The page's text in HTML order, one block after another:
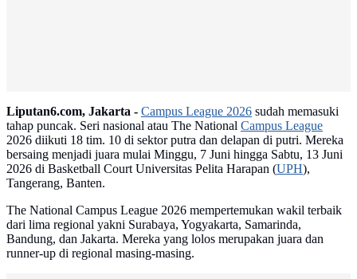
Liputan6.com, Jakarta - Campus League 2026 sudah memasuki
tahap puncak. Seri nasional atau The National Campus League
2026 diikuti 18 tim. 10 di sektor putra dan delapan di putri. Mereka
bersaing menjadi juara mulai Minggu, 7 Juni hingga Sabtu, 13 Juni
2026 di Basketball Court Universitas Pelita Harapan (UPH),
Tangerang, Banten.
The National Campus League 2026 mempertemukan wakil terbaik
dari lima regional yakni Surabaya, Yogyakarta, Samarinda,
Bandung, dan Jakarta. Mereka yang lolos merupakan juara dan
runner-up di regional masing-masing.